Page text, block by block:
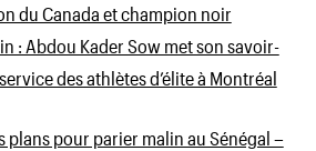
du Canada et champion noir
: Abdou Kader Sow met son savoir-
des athlètes d’élite à Montréal
plans pour parier malin au Sénégal –